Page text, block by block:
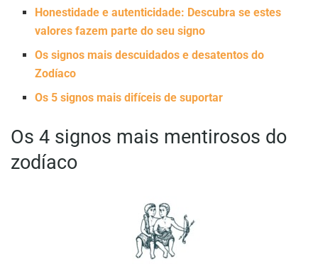
Honestidade e autenticidade: Descubra se estes
valores fazem parte do seu signo
Os signos mais descuidados e desatentos do
Zodíaco
Os 5 signos mais difíceis de suportar
Os 4 signos mais mentirosos do
zodíaco